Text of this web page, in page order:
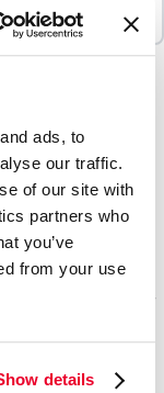
ads, to
our traffic.
of our site with
partners who
you’ve
from your use
details
LamiZip
in
Sie Ihr
an der
der Befüllung